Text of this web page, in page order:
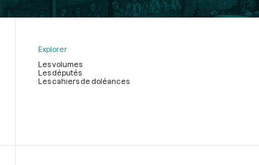
Explorer
Les volumes
Les députés
Les cahiers de doléances